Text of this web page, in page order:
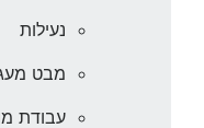
נעילות
מבט
עבודת